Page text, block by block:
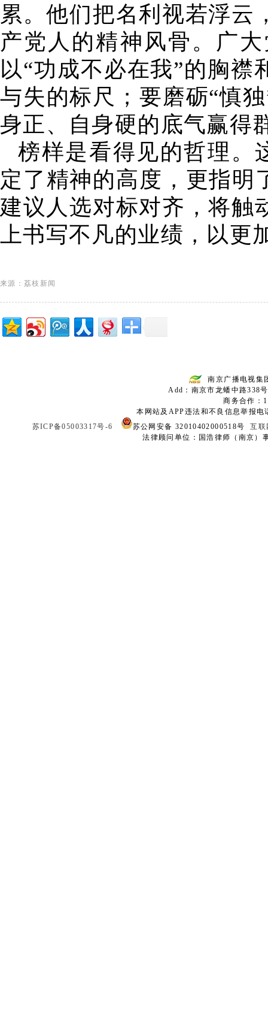
累。他们把名利视若浮云
产党人的精神风骨。广
以“功成不必在我”的胸襟
与失的标尺；要磨砺“慎
身正、自身硬的底气赢得
榜样是看得见的哲理。
定了精神的高度，更指明
建议人选对标对齐，将触
上书写不凡的业绩，以更
来源：荔枝新闻
南京广播电视集
Add：南京市龙蟠中路
商务合作：
本网站及APP违法和不良信息举报
苏ICP备05003317号-6
苏公网安备 32010402000518号互联
法律顾问单位：国浩律师（南京）